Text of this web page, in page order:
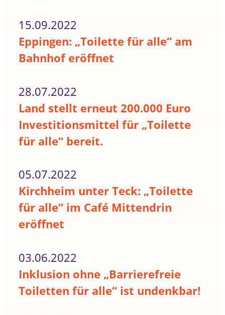
15.09.2022
Eppingen: „Toilette für alle“ am
Bahnhof eröffnet
28.07.2022
Land stellt erneut 200.000 Euro
Investitionsmittel für „Toilette
für alle“ bereit.
05.07.2022
Kirchheim unter Teck: „Toilette
für alle“ im Café Mittendrin
eröffnet
03.06.2022
Inklusion ohne „Barrierefreie
Toiletten für alle“ ist undenkbar!